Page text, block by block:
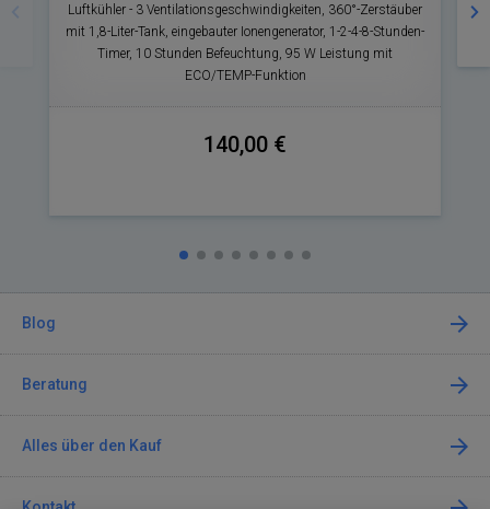
Luftkühler - 3 Ventilationsgeschwindigkeiten, 360°-Zerstäuber
mit 1,8-Liter-Tank, eingebauter Ionengenerator, 1-2-4-8-Stunden-
Timer, 10 Stunden Befeuchtung, 95 W Leistung mit
ECO/TEMP-Funktion
140,00 €
Blog
Beratung
Alles über den Kauf